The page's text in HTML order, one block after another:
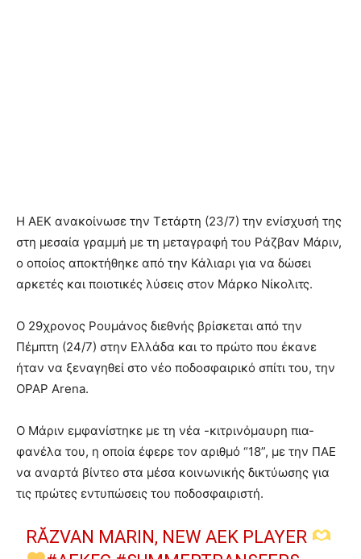
Η ΑΕΚ ανακοίνωσε την Τετάρτη (23/7) την ενίσχυσή της
στη μεσαία γραμμή με τη μεταγραφή του Ράζβαν Μάριν,
ο οποίος αποκτήθηκε από την Κάλιαρι για να δώσει
αρκετές και ποιοτικές λύσεις στον Μάρκο Νίκολιτς.
Ο 29χρονος Ρουμάνος διεθνής βρίσκεται από την
Πέμπτη (24/7) στην Ελλάδα και το πρώτο που έκανε
ήταν να ξεναγηθεί στο νέο ποδοσφαιρικό σπίτι του, την
OPAP Arena.
Ο Μάριν εμφανίστηκε με τη νέα -κιτρινόμαυρη πια-
φανέλα του, η οποία έφερε τον αριθμό “18”, με την ΠΑΕ
να αναρτά βίντεο στα μέσα κοινωνικής δικτύωσης για
τις πρώτες εντυπώσεις του ποδοσφαιριστή.
RĂZVAN MARIN, NEW AEK PLAYER